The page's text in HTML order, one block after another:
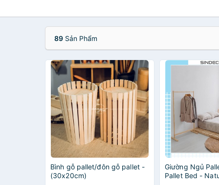
89 Sản Phẩm
Bình gỗ pallet/đôn gỗ pallet -
(30x20cm)
Giường Ngủ
Pallet Bed -